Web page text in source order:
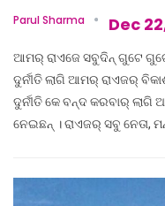
Parul Sharma Dec
ଆମର୍ ରାଏଜେ ସବୁଦିନ୍ ଗୁଟେ
ଦୁର୍ନୀତି ଲାଗି ଆମର୍ ରାଏଜର୍
ଦୁର୍ନୀତି କେ ବନ୍ଦ କରବାର୍
ନେଇଛନ୍ । ରାଏଜର୍ ସବୁ ନେତା,